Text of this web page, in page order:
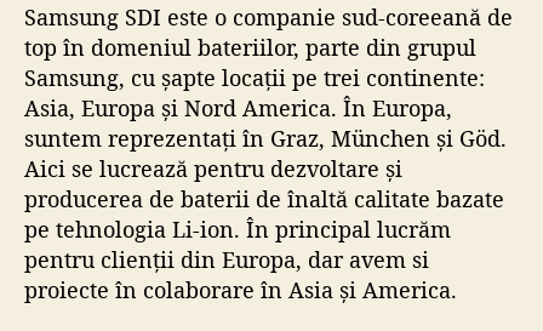
Samsung SDI este o companie sud-coreeană de
top în domeniul bateriilor, parte din grupul
Samsung, cu șapte locații pe trei continente:
Asia, Europa și Nord America. În Europa,
suntem reprezentați în Graz, München și Göd.
Aici se lucrează pentru dezvoltare și
producerea de baterii de înaltă calitate bazate
pe tehnologia Li-ion. În principal lucrăm
pentru clienții din Europa, dar avem si
proiecte în colaborare în Asia și America.